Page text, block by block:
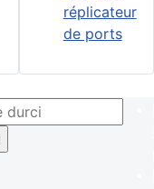
réplicateur
de ports